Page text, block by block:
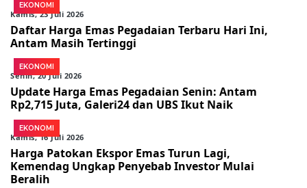
EKONOMI
Kamis, 23 Juli 2026
Daftar Harga Emas Pegadaian Terbaru Hari Ini,
Antam Masih Tertinggi
EKONOMI
Senin, 20 Juli 2026
Update Harga Emas Pegadaian Senin: Antam
Rp2,715 Juta, Galeri24 dan UBS Ikut Naik
EKONOMI
Kamis, 16 Juli 2026
Harga Patokan Ekspor Emas Turun Lagi,
Kemendag Ungkap Penyebab Investor Mulai
Beralih